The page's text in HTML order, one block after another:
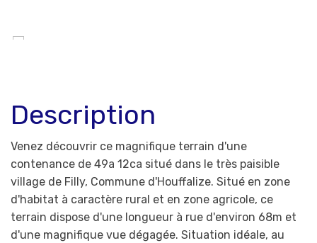
Description
Venez découvrir ce magnifique terrain d'une
contenance de 49a 12ca situé dans le très paisible
village de Filly, Commune d'Houffalize. Situé en zone
d'habitat à caractère rural et en zone agricole, ce
terrain dispose d'une longueur à rue d'environ 68m et
d'une magnifique vue dégagée. Situation idéale, au